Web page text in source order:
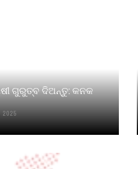
ଗୁରୁତ୍ବ ଦିଅନ୍ତୁ: କନକ
2025